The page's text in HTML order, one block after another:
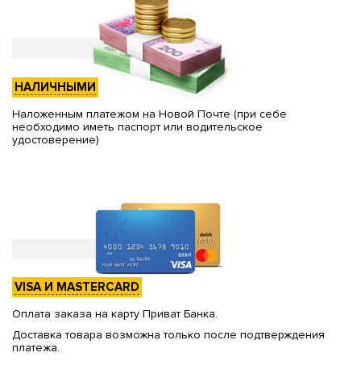
НАЛИЧНЫМИ
Наложенным платежом на Новой Почте (при себе
необходимо иметь паспорт или водительское
удостоверение)
VISA И MASTERCARD
Оплата заказа на карту Приват Банка.
Доставка товара возможна только после подтверждения
платежа.